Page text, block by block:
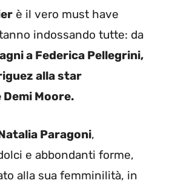
è il vero must have
indossando tutte: da
a Federica Pellegrini,
alla star
Moore.
Paragoni,
e abbondanti forme,
alla sua femminilità, in